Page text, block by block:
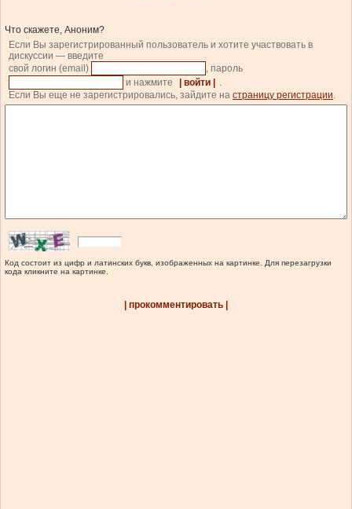
Что скажете, Аноним?
Если Вы зарегистрированный пользователь и хотите участвовать в
дискуссии — введите
свой логин (email)
, пароль
и нажмите
| войти |
.
Если Вы еще не зарегистрировались, зайдите на страницу регистрации.
Код состоит из цифр и латинских букв, изображенных на картинке. Для перезагрузки
кода кликните на картинке.
| прокомментировать |